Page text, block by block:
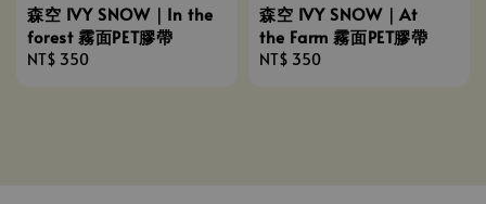
森空 IVY SNOW｜In the
forest 霧面PET膠帶
Regular
NT$ 350
森空 IVY SNOW｜At
the Farm 霧面PET膠帶
Regular
NT$ 350